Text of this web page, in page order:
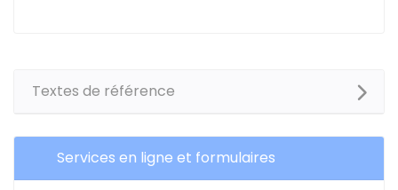
Textes de référence
Services en ligne et formulaires